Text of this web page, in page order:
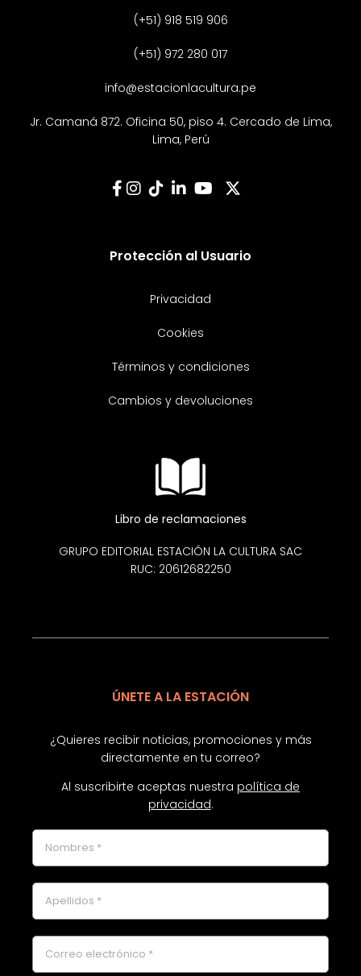
(+51) 918 519 906
(+51) 972 280 017
info@estacionlacultura.pe
Jr. Camaná 872. Oficina 50, piso 4. Cercado de Lima,
Lima, Perú
Protección al Usuario
Privacidad
Cookies
Términos y condiciones
Cambios y devoluciones
Libro de reclamaciones
GRUPO EDITORIAL ESTACIÓN LA CULTURA SAC
RUC: 20612682250
ÚNETE A LA ESTACIÓN
¿Quieres recibir noticias, promociones y más
directamente en tu correo?
Al suscribirte aceptas nuestra política de
privacidad.